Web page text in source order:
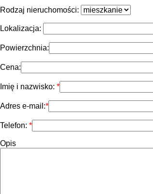
Rodzaj nieruchomości:
Lokalizacja:
Powierzchnia:
Cena:
Imię i nazwisko:
Adres e-mail:
Telefon:
Opis